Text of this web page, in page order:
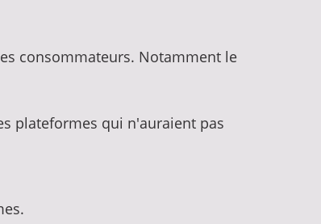
consommateurs. Notamment le
plateformes qui n'auraient pas